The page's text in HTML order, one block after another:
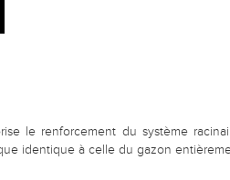
le renforcement du système
identique à celle du gazon